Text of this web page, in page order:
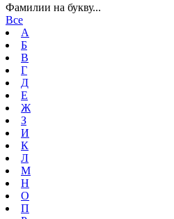
Фамилии на букву...
Все
А
Б
В
Г
Д
Е
Ж
З
И
К
Л
М
Н
О
П